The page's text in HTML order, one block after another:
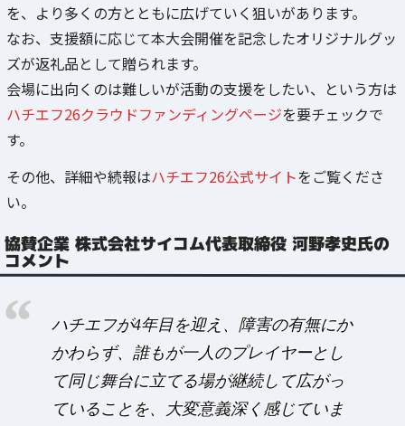
を、より多くの方とともに広げていく狙いがあります。
なお、支援額に応じて本大会開催を記念したオリジナルグッ
ズが返礼品として贈られます。
会場に出向くのは難しいが活動の支援をしたい、という方は
ハチエフ26クラウドファンディングページを要チェックで
す。
その他、詳細や続報はハチエフ26公式サイトをご覧くださ
い。
協賛企業 株式会社サイコム代表取締役 河野孝史氏の
コメント
ハチエフが4年目を迎え、障害の有無にか
かわらず、誰もが一人のプレイヤーとし
て同じ舞台に立てる場が継続して広がっ
ていることを、大変意義深く感じていま